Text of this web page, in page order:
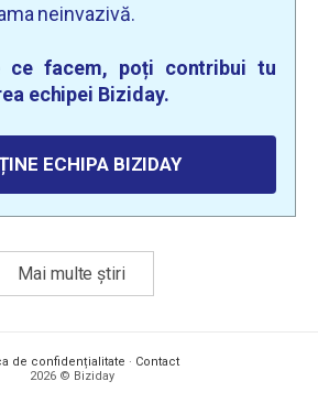
neinvazivă.
ce facem, poți contribui tu
echipei Biziday.
ECHIPA BIZIDAY
Mai multe știri
de confidențialitate · Contact
2026 © Biziday